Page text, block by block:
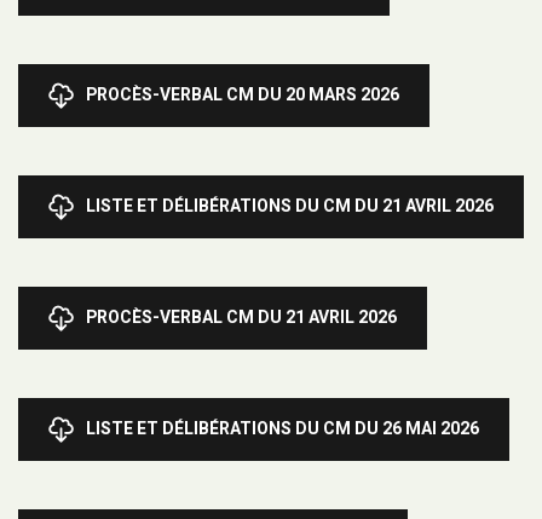
PROCÈS-VERBAL CM DU 20 MARS 2026
LISTE ET DÉLIBÉRATIONS DU CM DU 21 AVRIL 2026
PROCÈS-VERBAL CM DU 21 AVRIL 2026
LISTE ET DÉLIBÉRATIONS DU CM DU 26 MAI 2026